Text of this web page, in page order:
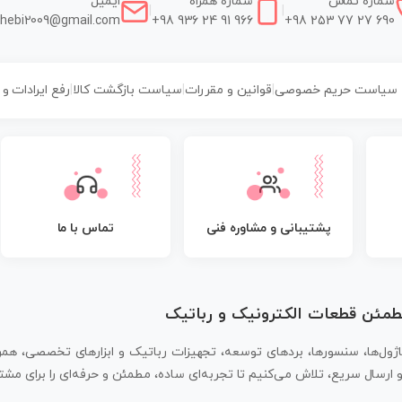
+98 253 77 27 690
+98 936 24 91 966
سیاست حریم خصوصی| قوانین و مقررات سیاست بازگشت کالا رفع ایرادات
پشتیبانی و مشاوره فنی تماس با ما
قطعات الکترونیک و رباتیک
سنسورها، بردهای توسعه، تجهیزات رباتیک و ابزارهای تخصصی،
سریع، تلاش می‌کنیم تا تجربه‌ای ساده، مطمئن و حرفه‌ای را برای